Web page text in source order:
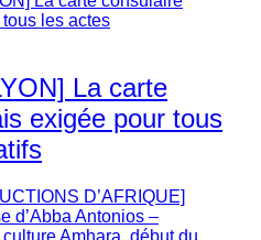
La carte
exigée pour tous